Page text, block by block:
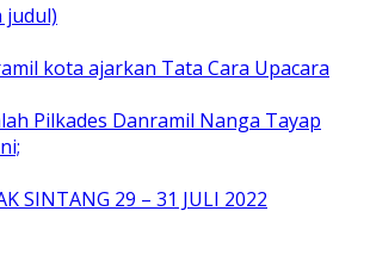
judul)
kota ajarkan Tata Cara Upacara
Pilkades Danramil Nanga Tayap
SINTANG 29 – 31 JULI 2022